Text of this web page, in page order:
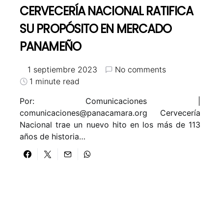
CERVECERÍA NACIONAL RATIFICA
SU PROPÓSITO EN MERCADO
PANAMEÑO
1 septiembre 2023
No comments
1 minute read
Por: Comunicaciones |
comunicaciones@panacamara.org Cervecería
Nacional trae un nuevo hito en los más de 113
años de historia…